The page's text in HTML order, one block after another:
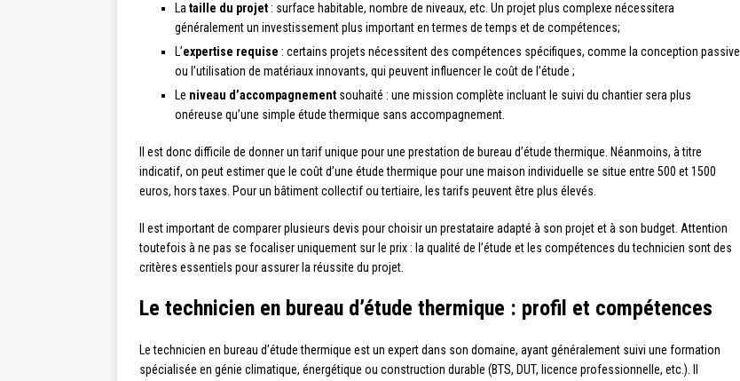
La taille du projet : surface habitable, nombre de niveaux, etc. Un projet plus complexe nécessitera
généralement un investissement plus important en termes de temps et de compétences;
L’expertise requise : certains projets nécessitent des compétences spécifiques, comme la conception passive
ou l’utilisation de matériaux innovants, qui peuvent influencer le coût de l’étude ;
Le niveau d’accompagnement souhaité : une mission complète incluant le suivi du chantier sera plus
onéreuse qu’une simple étude thermique sans accompagnement.
Il est donc difficile de donner un tarif unique pour une prestation de bureau d’étude thermique. Néanmoins, à titre
indicatif, on peut estimer que le coût d’une étude thermique pour une maison individuelle se situe entre 500 et 1500
euros, hors taxes. Pour un bâtiment collectif ou tertiaire, les tarifs peuvent être plus élevés.
Il est important de comparer plusieurs devis pour choisir un prestataire adapté à son projet et à son budget. Attention
toutefois à ne pas se focaliser uniquement sur le prix : la qualité de l’étude et les compétences du technicien sont des
critères essentiels pour assurer la réussite du projet.
Le technicien en bureau d’étude thermique : profil et compétences
Le technicien en bureau d’étude thermique est un expert dans son domaine, ayant généralement suivi une formation
spécialisée en génie climatique, énergétique ou construction durable (BTS, DUT, licence professionnelle, etc.). Il